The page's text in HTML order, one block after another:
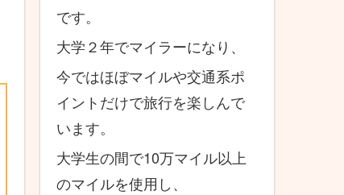
です。
大学２年でマイラーになり、
今ではほぼマイルや交通系ポ
イントだけで旅行を楽しんで
います。
大学生の間で10万マイル以上
のマイルを使用し、